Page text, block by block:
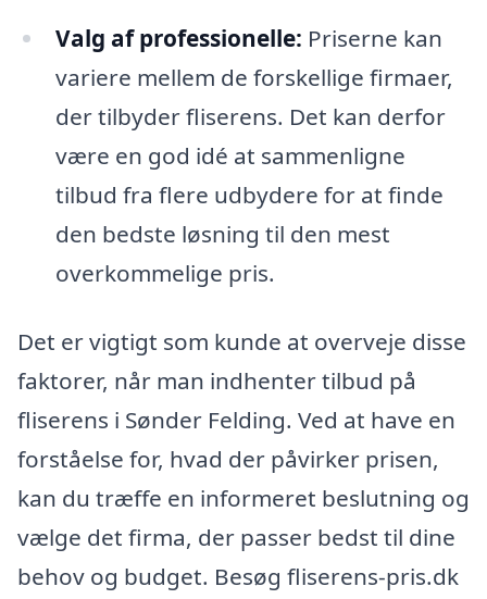
Valg af professionelle: Priserne kan
variere mellem de forskellige firmaer,
der tilbyder fliserens. Det kan derfor
være en god idé at sammenligne
tilbud fra flere udbydere for at finde
den bedste løsning til den mest
overkommelige pris.
Det er vigtigt som kunde at overveje disse
faktorer, når man indhenter tilbud på
fliserens i Sønder Felding. Ved at have en
forståelse for, hvad der påvirker prisen,
kan du træffe en informeret beslutning og
vælge det firma, der passer bedst til dine
behov og budget. Besøg fliserens-pris.dk